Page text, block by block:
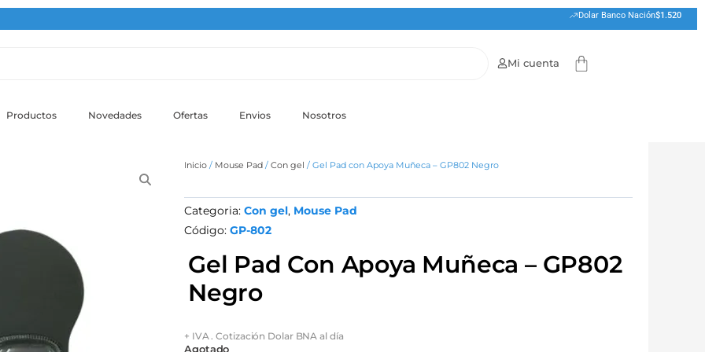
Dolar Banco Nación$1.520
Mi cuenta Cart
Productos Novedades Ofertas Envios Nosotros
Inicio / Mouse Pad / Con gel / Gel Pad con Apoya Muñeca – GP802 Negro
Categoria: Con gel, Mouse Pad
Código: GP-802
Gel Pad Con Apoya Muñeca – GP802
Negro
+ IVA . Cotización Dolar BNA al día
Agotado